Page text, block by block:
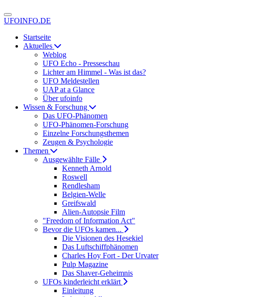
UFOINFO.DE
Startseite
Aktuelles
Weblog
UFO Echo - Presseschau
Lichter am Himmel - Was ist das?
UFO Meldestellen
UAP at a Glance
Über ufoinfo
Wissen & Forschung
Das UFO-Phänomen
UFO-Phänomen-Forschung
Einzelne Forschungsthemen
Zeugen & Psychologie
Themen
Ausgewählte Fälle
Kenneth Arnold
Roswell
Rendlesham
Belgien-Welle
Greifswald
Alien-Autopsie Film
"Freedom of Information Act"
Bevor die UFOs kamen...
Die Visionen des Hesekiel
Das Luftschiffphänomen
Charles Hoy Fort - Der Urvater
Pulp Magazine
Das Shaver-Geheimnis
UFOs kinderleicht erklärt
Einleitung